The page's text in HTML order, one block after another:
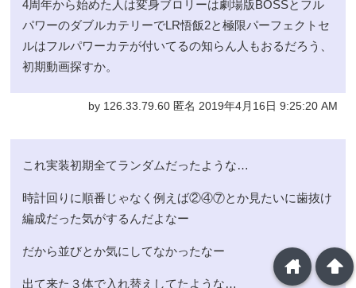
4周年から始めた人は変身ブロリーは劇場版BOSSとフル
パワーのダブルカテリーでLR悟飯2と極限パーフェクトセ
ルはフルパワーカテが付いてるの知らん人もおるだろう、
初期動画探すか。
by 126.33.79.60 匿名 2019年4月16日 9:25:20 AM
これ実装初期全てランダムだったような…
時計回りに順番じゃなく例えば②④⑦とか見たいに歯抜け
編成だった気がするんだよなー
だから並びとか気にしてなかったなー
出て来た３体で入れ替えしてたような…
arrowup
home